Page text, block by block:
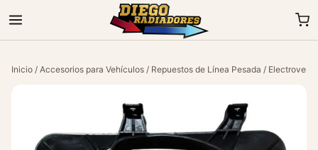
Inicio / Accesorios para Vehículos / Repuestos de Línea Pesada /